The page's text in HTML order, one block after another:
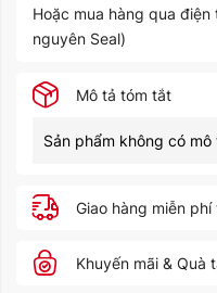
Hoặc mua hàng qua
nguyên Seal)
Mô tả tóm tắt
Sản phẩm không có mô
Giao hàng miễn
Khuyến mãi & Quà